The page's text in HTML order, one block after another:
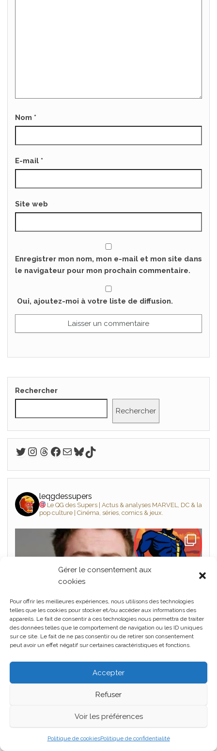
Gérer le consentement aux
cookies
Pour offrir les meilleures expériences, nous utilisons des technologies
telles que les cookies pour stocker et/ou accéder aux informations des
appareils. Le fait de consentir à ces technologies nous permettra de traiter
des données telles que le comportement de navigation ou les ID uniques
sur ce site. Le fait de ne pas consentir ou de retirer son consentement
peut avoir un effet négatif sur certaines caractéristiques et fonctions.
Accepter
Refuser
Voir les préférences
Politique de cookiesPolitique de confidentialité
Nom *
E-mail *
Site web
Enregistrer mon nom, mon e-mail et mon site dans
le navigateur pour mon prochain commentaire.
Oui, ajoutez-moi à votre liste de diffusion.
Rechercher
Rechercher
Twitter
Instagram
Threads
Facebook
E-mail
Bluesky
TikTok
leqgdessupers
Le QG des Supers | Actus & analyses MARVEL, DC & la
pop culture | Cinéma, séries, comics & jeux.